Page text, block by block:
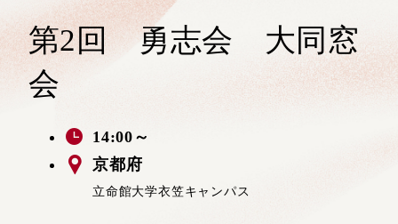
第2回 勇志会 大同窓
会
14:00～
京都府
立命館大学衣笠キャンパス